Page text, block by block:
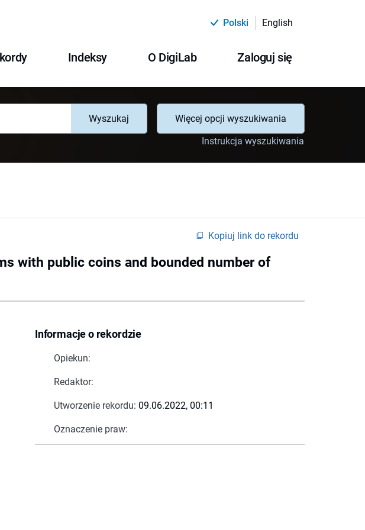
Polski English
Indeksy O DigiLab Zaloguj się
Wyszukaj
Więcej opcji wyszukiwania
Instrukcja wyszukiwania
Kopiuj link do rekordu
with public coins and bounded number of
Informacje o rekordzie
Opiekun:
Redaktor:
Utworzenie rekordu: 09.06.2022, 00:11
Oznaczenie praw: